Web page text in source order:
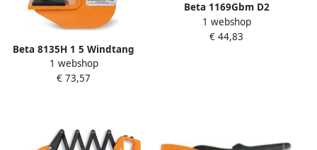
Beta 8135H 1 5 Windtang
081350315
1 webshop
€ 73,57
Beta 1169Gbm D2
Tangenset 011690272
1 webshop
€ 44,83